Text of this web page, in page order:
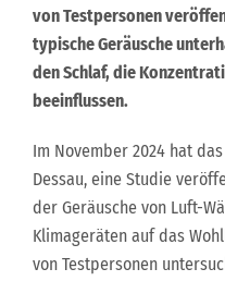
von Testpersonen
typische Geräusche
den Schlaf, die
beeinflussen.
Im November 2024 hat
Dessau, eine Studie
der Geräusche von Luft-
Klimageräten auf das
von Testpersonen